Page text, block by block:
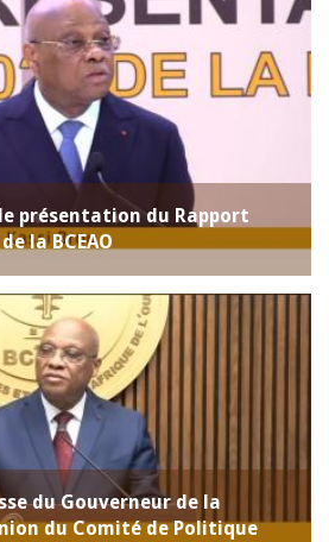
présentation du Rapport
la BCEAO
du Gouverneur de la
du Comité de Politique